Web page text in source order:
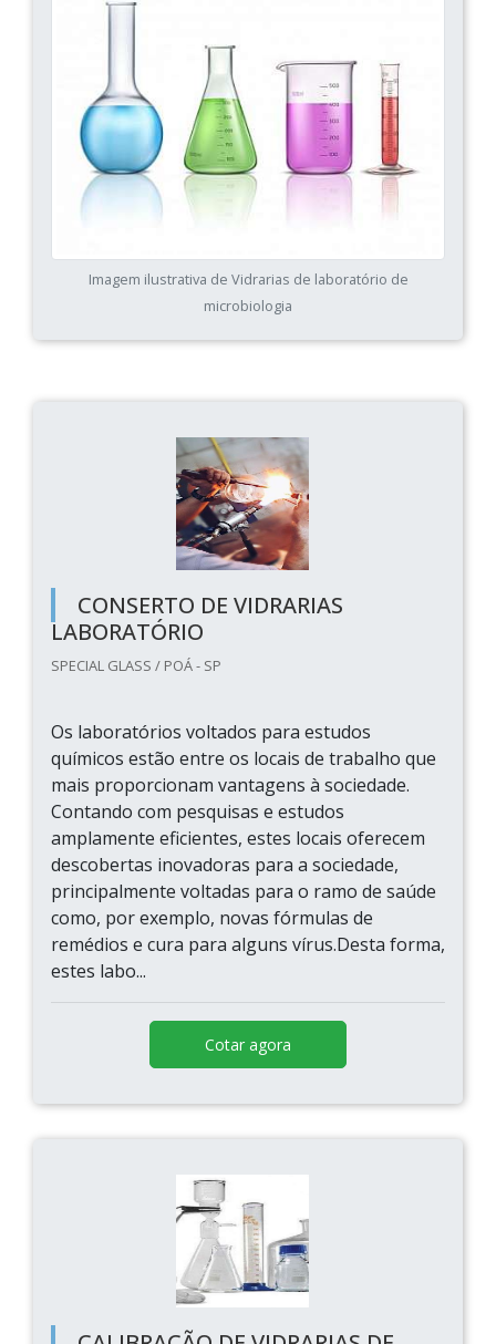
Imagem ilustrativa de Vidrarias de laboratório de
microbiologia
CONSERTO DE VIDRARIAS
LABORATÓRIO
SPECIAL GLASS / POÁ - SP
Os laboratórios voltados para estudos
químicos estão entre os locais de trabalho que
mais proporcionam vantagens à sociedade.
Contando com pesquisas e estudos
amplamente eficientes, estes locais oferecem
descobertas inovadoras para a sociedade,
principalmente voltadas para o ramo de saúde
como, por exemplo, novas fórmulas de
remédios e cura para alguns vírus.Desta forma,
estes labo...
Cotar agora